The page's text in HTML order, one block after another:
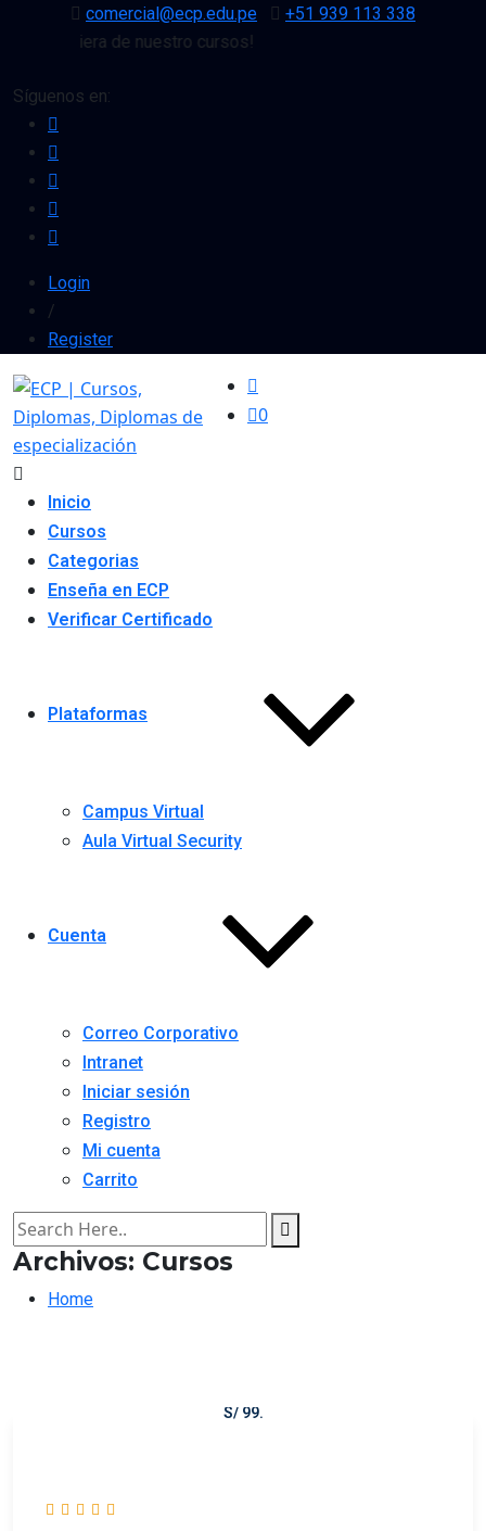
comercial@ecp.edu.pe
+51 939 113 338
de nuestro cursos!
Síguenos en:
Login
/
Register
0
Inicio
Cursos
Categorias
Enseña en ECP
Verificar Certificado
Plataformas
Campus Virtual
Aula Virtual Security
Cuenta
Correo Corporativo
Intranet
Iniciar sesión
Registro
Mi cuenta
Carrito
Archivos: Cursos
Home
S/ 99.